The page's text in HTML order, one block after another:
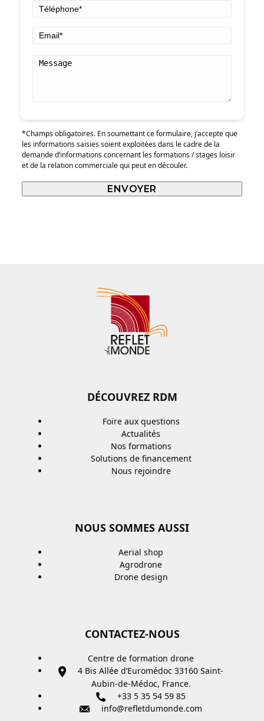
*Champs obligatoires. En soumettant ce formulaire, j’accepte que
les informations saisies soient exploitées dans le cadre de la
demande d’informations concernant les formations / stages loisir
et de la relation commerciale qui peut en découler.
DÉCOUVREZ RDM
Foire aux questions
Actualités
Nos formations
Solutions de financement
Nous rejoindre
NOUS SOMMES AUSSI
Aerial shop
Agrodrone
Drone design
CONTACTEZ-NOUS
Centre de formation drone
4 Bis Allée d’Euromédoc 33160 Saint-
Aubin-de-Médoc, France.
+33 5 35 54 59 85
info@refletdumonde.com